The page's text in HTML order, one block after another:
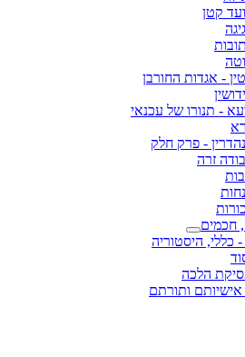
קטן
- אגדות החורבן
- תנורו של עכנאי
- פרק חלק
זרה
חכמים
כללי, היסטוריה
הלכה
ותורתם